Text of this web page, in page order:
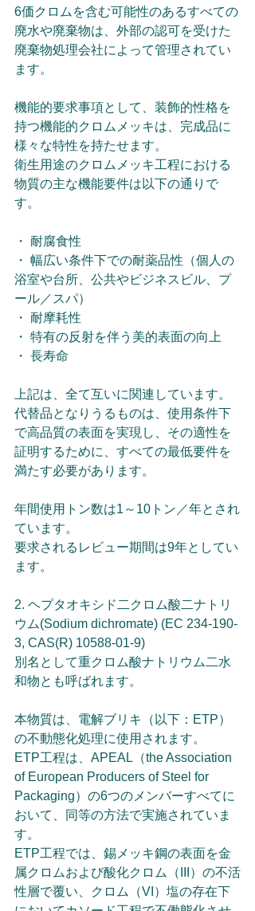
6価クロムを含む可能性のあるすべての
廃水や廃棄物は、外部の認可を受けた
廃棄物処理会社によって管理されてい
ます。
機能的要求事項として、装飾的性格を
持つ機能的クロムメッキは、完成品に
様々な特性を持たせます。
衛生用途のクロムメッキ工程における
物質の主な機能要件は以下の通りで
す。
・ 耐腐食性
・ 幅広い条件下での耐薬品性（個人の
浴室や台所、公共やビジネスビル、プ
ール／スパ）
・ 耐摩耗性
・ 特有の反射を伴う美的表面の向上
・ 長寿命
上記は、全て互いに関連しています。
代替品となりうるものは、使用条件下
で高品質の表面を実現し、その適性を
証明するために、すべての最低要件を
満たす必要があります。
年間使用トン数は1～10トン／年とされ
ています。
要求されるレビュー期間は9年としてい
ます。
2. ヘプタオキシド二クロム酸二ナトリ
ウム(Sodium dichromate) (EC 234-190-
3, CAS(R) 10588-01-9)
別名として重クロム酸ナトリウム二水
和物とも呼ばれます。
本物質は、電解ブリキ（以下：ETP）
の不動態化処理に使用されます。
ETP工程は、APEAL（the Association
of European Producers of Steel for
Packaging）の6つのメンバーすべてに
おいて、同等の方法で実施されていま
す。
ETP工程では、錫メッキ鋼の表面を金
属クロムおよび酸化クロム（III）の不活
性層で覆い、クロム（VI）塩の存在下